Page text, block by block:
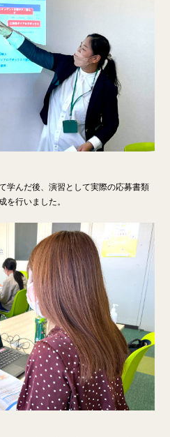
学んだ後、演習として実際の応募書類
を行いました。